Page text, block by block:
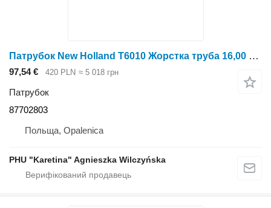
Патрубок New Holland T6010 Жорстка труба 16,00 мм від 87702803 до трактора колісного New Holland T6010
97,54 € 420 PLN ≈ 5 018 грн
Патрубок
87702803
Польща, Opalenica
PHU "Karetina" Agnieszka Wilczyńska